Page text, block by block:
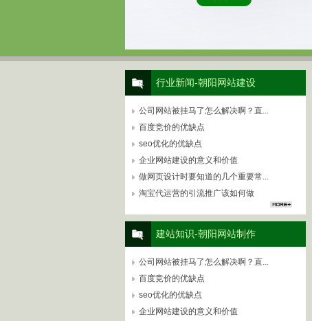
行业新闻-朝阳网站建设
公司网站被挂马了怎么解决啊？直...
百度竞价的优缺点
seo优化的优缺点
企业网站建设的意义和价值
做网页设计时要知道的几个重要常...
淘宝代运营的引流推广该如何做
建站知识-朝阳网站制作
公司网站被挂马了怎么解决啊？直...
百度竞价的优缺点
seo优化的优缺点
企业网站建设的意义和价值